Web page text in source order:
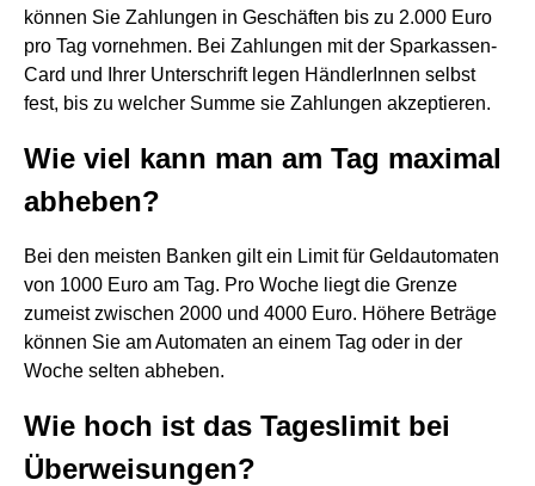
können Sie Zahlungen in Geschäften bis zu 2.000 Euro
pro Tag vornehmen. Bei Zahlungen mit der Sparkassen-
Card und Ihrer Unterschrift legen HändlerInnen selbst
fest, bis zu welcher Summe sie Zahlungen akzeptieren.
Wie viel kann man am Tag maximal
abheben?
Bei den meisten Banken gilt ein Limit für Geldautomaten
von 1000 Euro am Tag. Pro Woche liegt die Grenze
zumeist zwischen 2000 und 4000 Euro. Höhere Beträge
können Sie am Automaten an einem Tag oder in der
Woche selten abheben.
Wie hoch ist das Tageslimit bei
Überweisungen?